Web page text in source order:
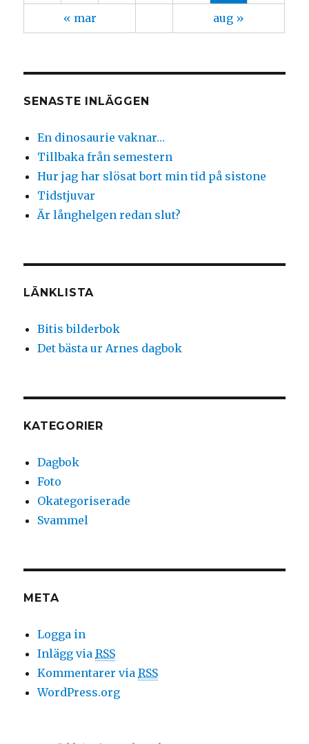
« mar aug »
SENASTE INLÄGGEN
En dinosaurie vaknar…
Tillbaka från semestern
Hur jag har slösat bort min tid på sistone
Tidstjuvar
Är långhelgen redan slut?
LÄNKLISTA
Bitis bilderbok
Det bästa ur Arnes dagbok
KATEGORIER
Dagbok
Foto
Okategoriserade
Svammel
META
Logga in
Inlägg viaRSS
Kommentarer viaRSS
WordPress.org